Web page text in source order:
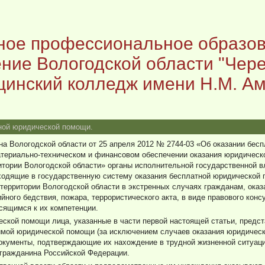
профессиональное
Вологодской области
колледж имени Н.М.
юридической помощи.
Вологодской области от 25 апреля 2012 № 2744-03 «Об оказании
техническом и финансовом обеспечении оказания
Вологодской области» органы исполнительной государственной
в государственную систему оказания бесплатной
Вологодской области в экстренных случаях гражданам,
бедствия, пожара, террористического акта, в виде правового
к их компетенции.
помощи лица, указанные в части первой настоящей статьи,
юридической помощи (за исключением случаев оказания
подтверждающие их нахождение в трудной жизненной
Российской Федерации.